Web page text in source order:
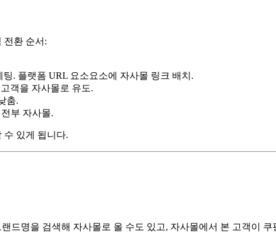
전환 순서:
팅. 플랫폼 URL 요소요소에 자사몰 링크 배치.
객을 자사몰로 유도.
춤.
부 자사몰.
수 있게 됩니다.
드명을 검색해 자사몰로 올 수도 있고, 자사몰에서 본 고객이